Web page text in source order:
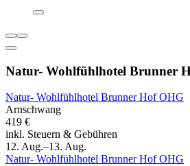
Natur- Wohlfühlhotel Brunner
Natur- Wohlfühlhotel Brunner Hof OHG
Arnschwang
419 €
inkl. Steuern & Gebühren
12. Aug.–13. Aug.
Natur- Wohlfühlhotel Brunner Hof OHG